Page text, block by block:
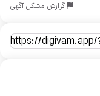
گزارش مشکل آگهی